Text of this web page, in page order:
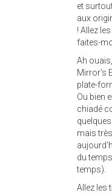
et
aux
! Allez
faites-
Ah
Mirror's
plate-
Ou bien
chiadé
mais
du
temps).
Allez les